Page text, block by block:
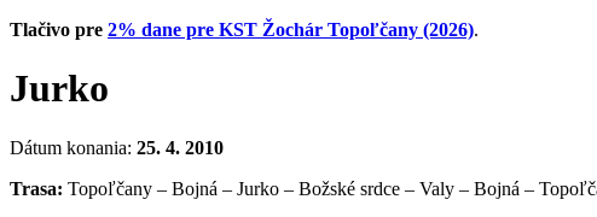
Tlačivo pre 2% dane pre KST Žochár Topoľčany (2026).
Jurko
Dátum konania: 25. 4. 2010
Trasa: Topoľčany – Bojná – Jurko – Božské srdce – Valy – Bojná –